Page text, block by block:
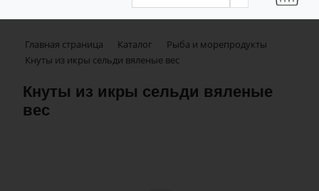
Главная страница Каталог
Рыба и морепродукты
Кнуты из икры сельди вяленые вес
Кнуты из икры сельди вяленые
вес